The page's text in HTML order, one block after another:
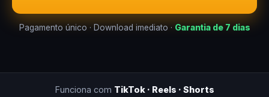
Pagamento único · Download imediato · Garantia de 7 dias
Funciona com TikTok · Reels · Shorts